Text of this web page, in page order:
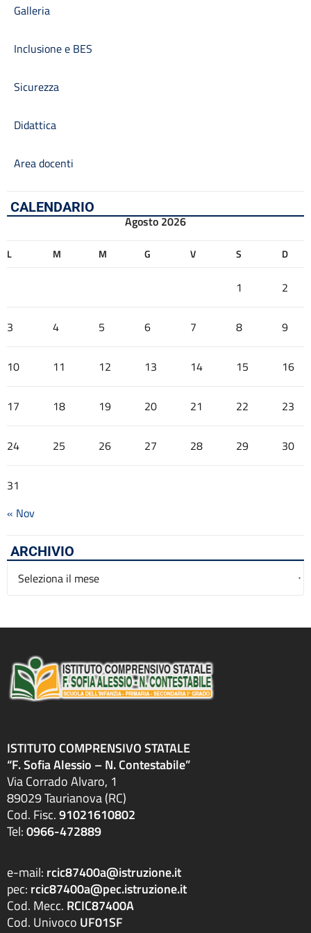
Galleria
Inclusione e BES
Sicurezza
Didattica
Area docenti
CALENDARIO
Agosto 2026
L M M G V S D
1 2
3 4 5 6 7 8 9
10 11 12 13 14 15 16
17 18 19 20 21 22 23
24 25 26 27 28 29 30
31
« Nov
ARCHIVIO
Archivio
ISTITUTO COMPRENSIVO STATALE
“F. Sofia Alessio – N. Contestabile”
Via Corrado Alvaro, 1
89029 Taurianova (RC)
Cod. Fisc.91021610802
Tel:0966-472889
e-mail: rcic87400a@istruzione.it
pec: rcic87400a@pec.istruzione.it
Cod. Mecc. RCIC87400A
Cod. Univoco UF01SF